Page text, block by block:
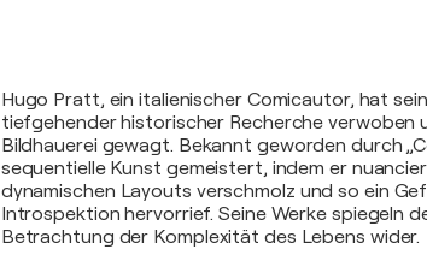
Hugo Pratt, ein italienischer Comicautor, hat
tiefgehender historischer Recherche verwoben
Bildhauerei gewagt. Bekannt geworden durch
sequentielle Kunst gemeistert, indem er
dynamischen Layouts verschmolz und so ein
Introspektion hervorrief. Seine Werke spiegeln
Betrachtung der Komplexität des Lebens wider.